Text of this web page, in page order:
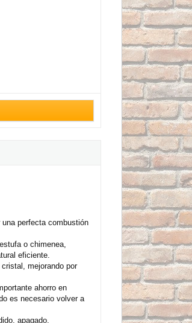
perfecta combustión
o chimenea,
eficiente.
mejorando por
ahorro en
es necesario volver a
apagado,